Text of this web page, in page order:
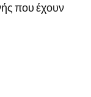
που έχουν